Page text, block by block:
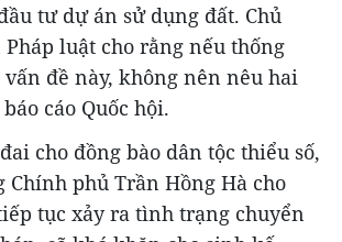
tư dự án sử dụng đất. Chủ
luật cho rằng nếu thống
đề này, không nên nêu hai
cáo Quốc hội.
cho đồng bào dân tộc thiểu số,
Chính phủ Trần Hồng Hà cho
tục xảy ra tình trạng chuyển